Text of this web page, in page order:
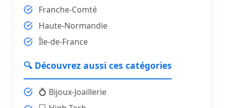
Franche-Comté
Haute-Normandie
Île-de-France
🔍 Découvrez aussi ces catégories
💍 Bijoux-Joaillerie